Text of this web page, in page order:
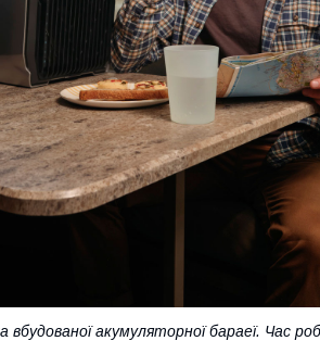
акумуляторної бараеї. Час